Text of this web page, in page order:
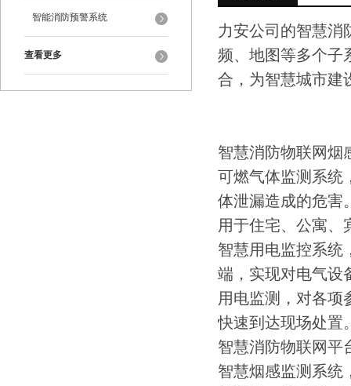
智能消防预警系统
查看更多
力安公司的智慧消
频、地图等多个子
合，为智慧城市建
智慧消防物联网烟
可燃气体监测系统
体泄漏造成的危害
用于住宅、公寓、
智慧用电监控系统
端，实现对电气设
用电监测，对各项
快速到达现场处置
智慧消防物联网平
智慧烟感监测系统